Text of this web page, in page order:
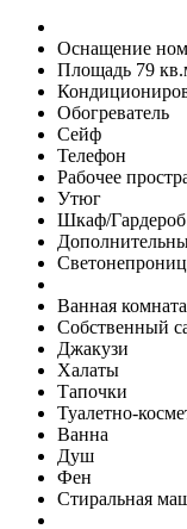
Оснащение
Площадь 79
Обогреватель
Сейф
Телефон
Рабочее
Утюг
Шкаф/Гардероб
Ванная
Собственный
Джакузи
Халаты
Тапочки
Туалетно-
Ванна
Душ
Фен
Стиральная